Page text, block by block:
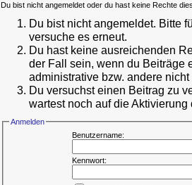
Du bist nicht angemeldet oder du hast keine Rechte
Du bist nicht angemeldet. Bitte
versuche es erneut.
Du hast keine ausreichenden
der Fall sein, wenn du Beiträge
administrative bzw. andere
Du versuchst einen Beitrag zu
wartest noch auf die
Anmelden
Benutzername:
Kennwort: